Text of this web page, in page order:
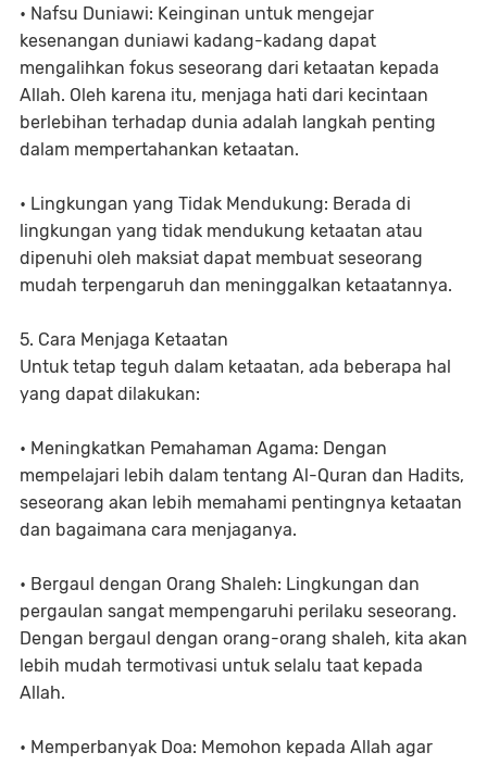
• Nafsu Duniawi: Keinginan untuk mengejar
kesenangan duniawi kadang-kadang dapat
mengalihkan fokus seseorang dari ketaatan kepada
Allah. Oleh karena itu, menjaga hati dari kecintaan
berlebihan terhadap dunia adalah langkah penting
dalam mempertahankan ketaatan.
• Lingkungan yang Tidak Mendukung: Berada di
lingkungan yang tidak mendukung ketaatan atau
dipenuhi oleh maksiat dapat membuat seseorang
mudah terpengaruh dan meninggalkan ketaatannya.
5. Cara Menjaga Ketaatan
Untuk tetap teguh dalam ketaatan, ada beberapa hal
yang dapat dilakukan:
• Meningkatkan Pemahaman Agama: Dengan
mempelajari lebih dalam tentang Al-Quran dan Hadits,
seseorang akan lebih memahami pentingnya ketaatan
dan bagaimana cara menjaganya.
• Bergaul dengan Orang Shaleh: Lingkungan dan
pergaulan sangat mempengaruhi perilaku seseorang.
Dengan bergaul dengan orang-orang shaleh, kita akan
lebih mudah termotivasi untuk selalu taat kepada
Allah.
• Memperbanyak Doa: Memohon kepada Allah agar